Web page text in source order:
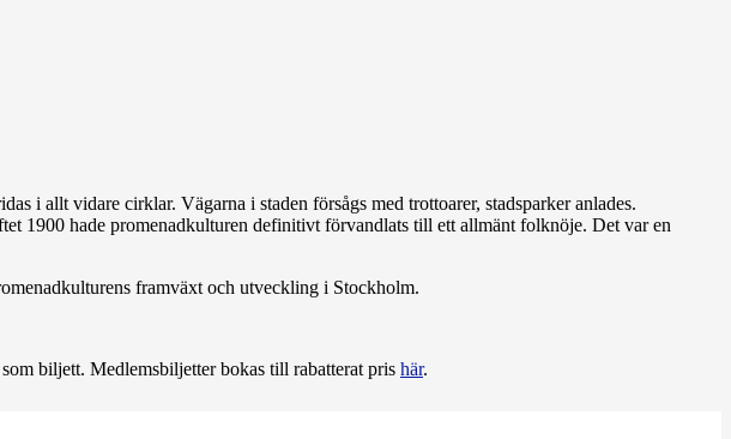
i allt vidare cirklar. Vägarna i staden försågs med trottoarer, stadsparker anlades.
1900 hade promenadkulturen definitivt förvandlats till ett allmänt folknöje. Det var en
framväxt och utveckling i Stockholm.
biljett. Medlemsbiljetter bokas till rabatterat pris här.